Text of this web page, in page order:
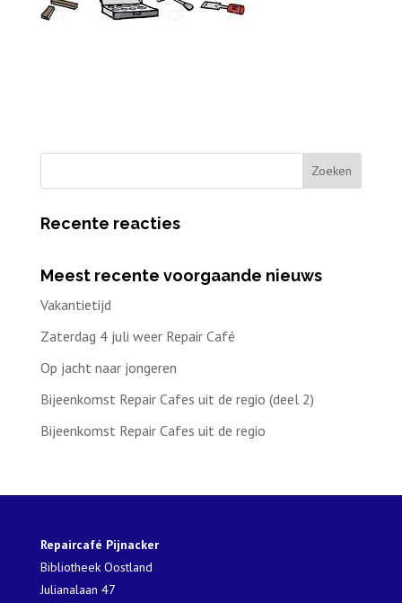
Recente reacties
Meest recente voorgaande nieuws
Vakantietijd
Zaterdag 4 juli weer Repair Café
Op jacht naar jongeren
Bijeenkomst Repair Cafes uit de regio (deel 2)
Bijeenkomst Repair Cafes uit de regio
Repaircafé Pijnacker
Bibliotheek Oostland
Julianalaan 47